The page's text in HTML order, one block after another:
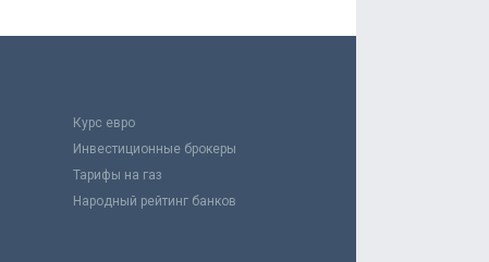
Курс евро
Инвестиционные брокеры
Тарифы на газ
Народный рейтинг банков